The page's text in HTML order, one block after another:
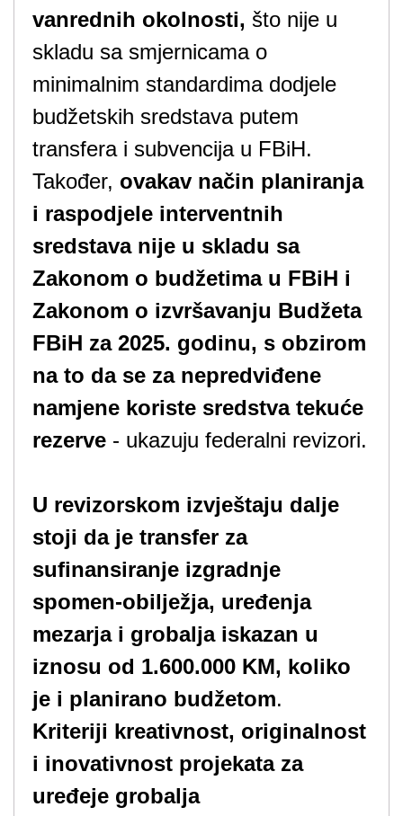
vanrednih okolnosti, što nije u
skladu sa smjernicama o
minimalnim standardima dodjele
budžetskih sredstava putem
transfera i subvencija u FBiH.
Također, ovakav način planiranja
i raspodjele interventnih
sredstava nije u skladu sa
Zakonom o budžetima u FBiH i
Zakonom o izvršavanju Budžeta
FBiH za 2025. godinu, s obzirom
na to da se za nepredviđene
namjene koriste sredstva tekuće
rezerve - ukazuju federalni revizori.
U revizorskom izvještaju dalje
stoji da je transfer za
sufinansiranje izgradnje
spomen-obilježja, uređenja
mezarja i grobalja iskazan u
iznosu od 1.600.000 KM, koliko
je i planirano budžetom.
Kriteriji kreativnost, originalnost
i inovativnost projekata za
uređeje grobalja